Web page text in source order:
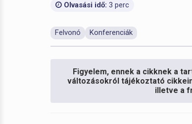
Olvasási idő: 3 perc
Felvonó Konferenciák
Figyelem, ennek a cikknek a
változásokról tájékoztató
illetve a